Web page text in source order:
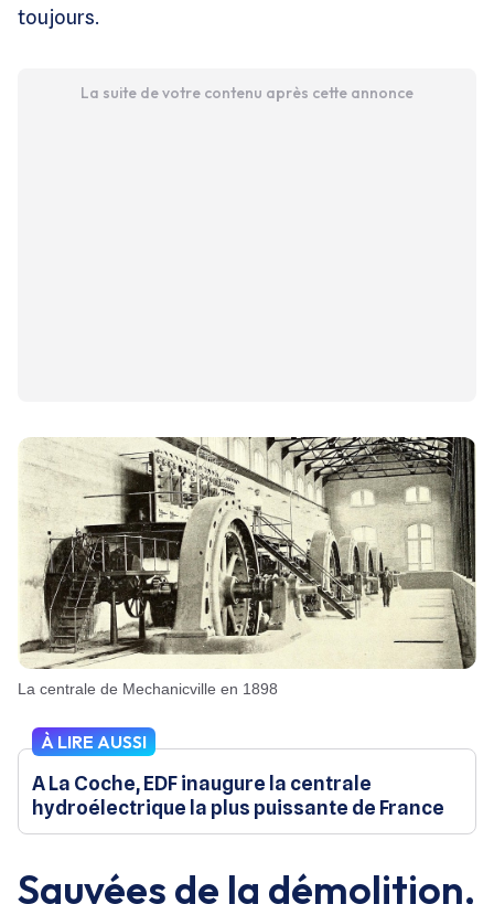
toujours.
La suite de votre contenu après cette annonce
La centrale de Mechanicville en 1898
À LIRE AUSSI
A La Coche, EDF inaugure la centrale
hydroélectrique la plus puissante de France
Sauvées de la démolition,